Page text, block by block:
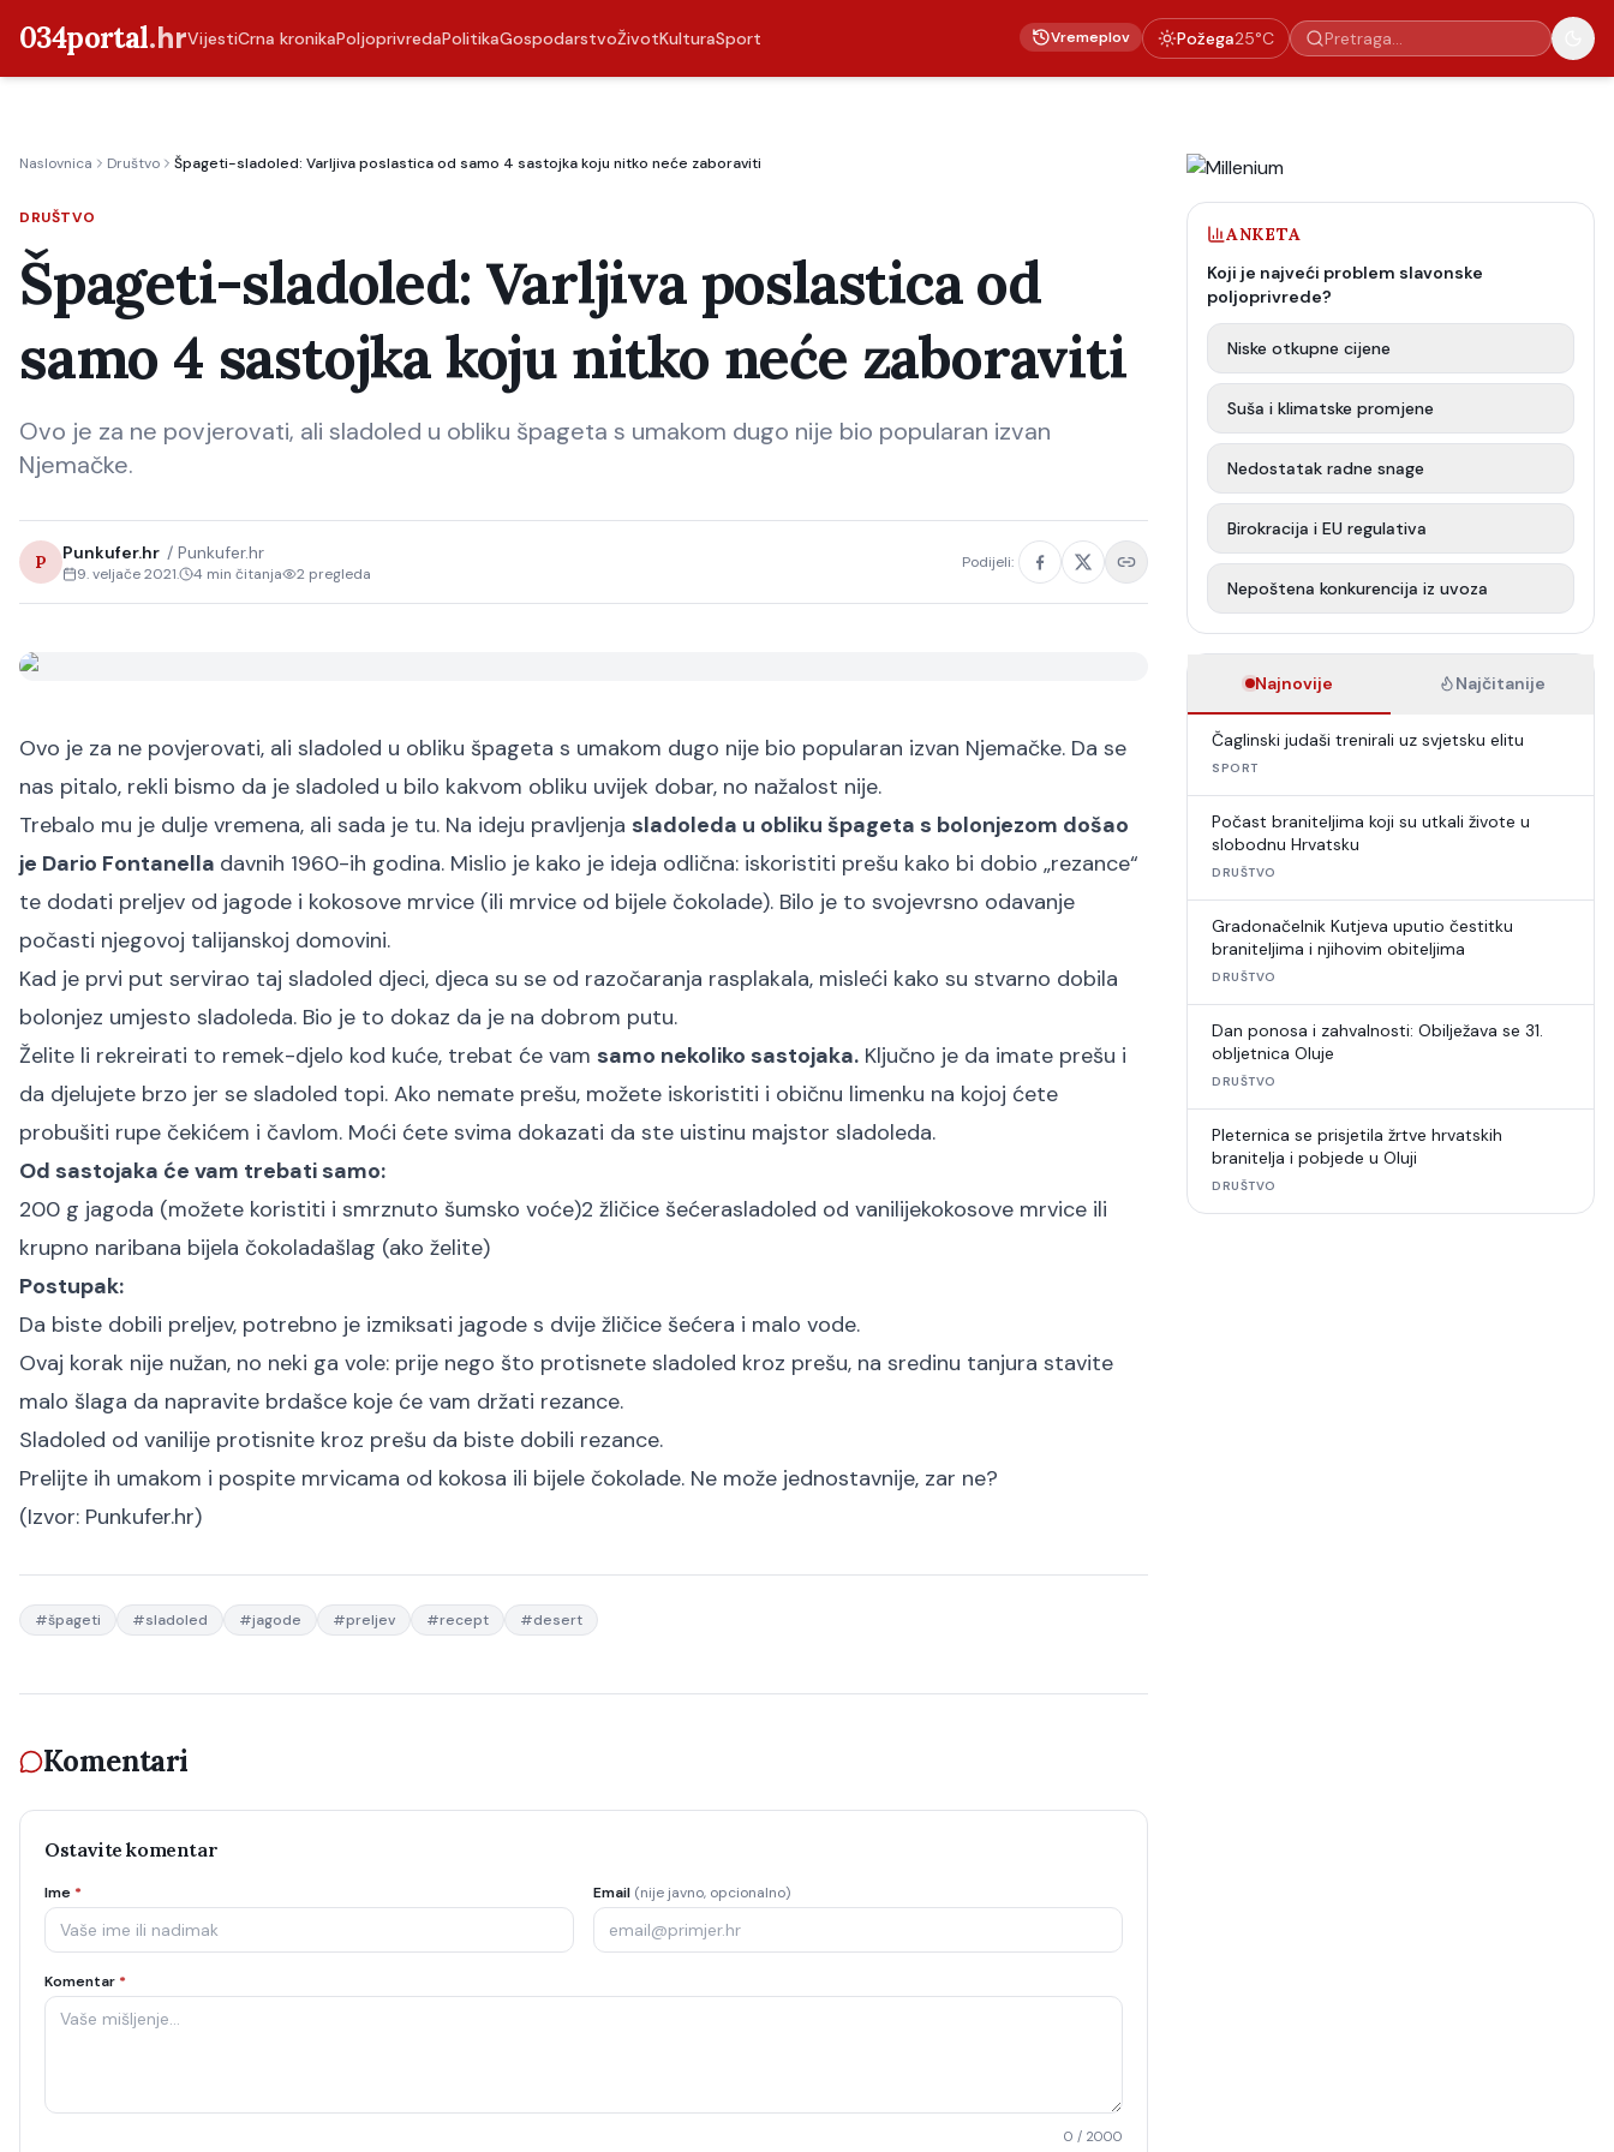
034portal.hrVijestiCrna kronikaPoljoprivredaPolitikaGospodarstvoŽivotKulturaSport Vremeplov Požega25°C
Naslovnica Društvo Špageti-sladoled: Varljiva poslastica od samo 4 sastojka koju nitko neće zaboraviti
DRUŠTVO
Špageti-sladoled: Varljiva poslastica od
samo 4 sastojka koju nitko neće zaboraviti
Ovo je za ne povjerovati, ali sladoled u obliku špageta s umakom dugo nije bio popularan izvan
Njemačke.
P Punkufer.hr / Punkufer.hr
9. veljače 2021. 4 min čitanja 2 pregleda
Podijeli:
Ovo je za ne povjerovati, ali sladoled u obliku špageta s umakom dugo nije bio popularan izvan Njemačke. Da se
nas pitalo, rekli bismo da je sladoled u bilo kakvom obliku uvijek dobar, no nažalost nije.
Trebalo mu je dulje vremena, ali sada je tu. Na ideju pravljenja sladoleda u obliku špageta s bolonjezom došao
je Dario Fontanella davnih 1960-ih godina. Mislio je kako je ideja odlična: iskoristiti prešu kako bi dobio „rezance“
te dodati preljev od jagode i kokosove mrvice (ili mrvice od bijele čokolade). Bilo je to svojevrsno odavanje
počasti njegovoj talijanskoj domovini.
Kad je prvi put servirao taj sladoled djeci, djeca su se od razočaranja rasplakala, misleći kako su stvarno dobila
bolonjez umjesto sladoleda. Bio je to dokaz da je na dobrom putu.
Želite li rekreirati to remek-djelo kod kuće, trebat će vam samo nekoliko sastojaka. Ključno je da imate prešu i
da djelujete brzo jer se sladoled topi. Ako nemate prešu, možete iskoristiti i običnu limenku na kojoj ćete
probušiti rupe čekićem i čavlom. Moći ćete svima dokazati da ste uistinu majstor sladoleda.
Od sastojaka će vam trebati samo:
200 g jagoda (možete koristiti i smrznuto šumsko voće)2 žličice šećerasladoled od vanilijekokosove mrvice ili
krupno naribana bijela čokoladašlag (ako želite)
Postupak:
Da biste dobili preljev, potrebno je izmiksati jagode s dvije žličice šećera i malo vode.
Ovaj korak nije nužan, no neki ga vole: prije nego što protisnete sladoled kroz prešu, na sredinu tanjura stavite
malo šlaga da napravite brdašce koje će vam držati rezance.
Sladoled od vanilije protisnite kroz prešu da biste dobili rezance.
Prelijte ih umakom i pospite mrvicama od kokosa ili bijele čokolade. Ne može jednostavnije, zar ne?
(Izvor: Punkufer.hr)
#špageti #sladoled #jagode #preljev #recept #desert
Komentari
Ostavite komentar
Ime * Email (nije javno, opcionalno)
Komentar *
0 / 2000
ANKETA
Koji je najveći problem slavonske
poljoprivrede?
Niske otkupne cijene
Suša i klimatske promjene
Nedostatak radne snage
Birokracija i EU regulativa
Nepoštena konkurencija iz uvoza
Najnovije Najčitanije
Čaglinski judaši trenirali uz svjetsku elitu
SPORT
Počast braniteljima koji su utkali živote u
slobodnu Hrvatsku
DRUŠTVO
Gradonačelnik Kutjeva uputio čestitku
braniteljima i njihovim obiteljima
DRUŠTVO
Dan ponosa i zahvalnosti: Obilježava se 31.
obljetnica Oluje
DRUŠTVO
Pleternica se prisjetila žrtve hrvatskih
branitelja i pobjede u Oluji
DRUŠTVO